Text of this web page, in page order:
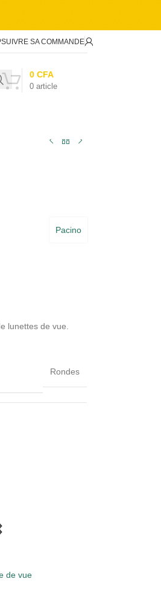
SUIVRE SA COMMANDE
0 article
0 CFA
Pacino
lunettes de vue.
Rondes
de vue